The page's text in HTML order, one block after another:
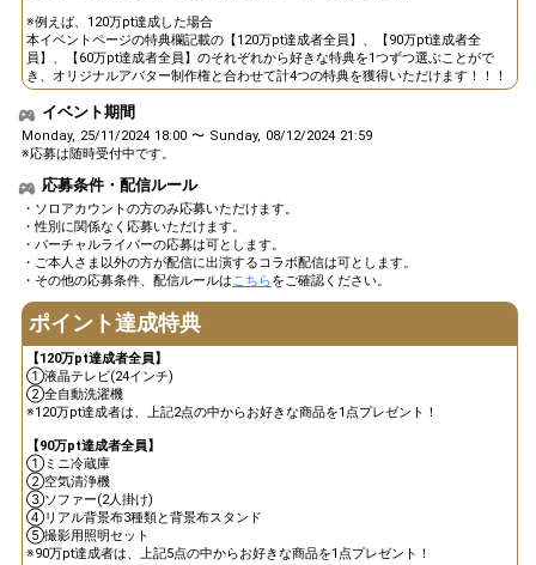
9 48000
リスナーの方から配信に関し
てアドバイスを貰おう！
10 60000 得意な料理を発表します！
11 90000
れない！あなたのこだわりを
12 120000
あったらいいなぁと思う便利
な家電をみんなで妄想します
♪
13 180000
盛れている自撮り画像をファ
ンルームにアップしよう！
14 240000
イベント貢献ランキング上位
3名にお礼をしよう！
15 270000
オリジナルアバター制作権獲
17 420000
見つけよう）
※例えば、120万pt達成した場合
本イベントページの特典欄記載の【120万pt達成者全員】、【90万pt達成者全
員】、【60万pt達成者全員】のそれぞれから好きな特典を1つずつ選ぶことがで
き、オリジナルアバター制作権と合わせて計4つの特典を獲得いただけます！！！
イベント期間
Monday, 25/11/2024 18:00 〜 Sunday, 08/12/2024 21:59
※応募は随時受付中です。
応募条件・配信ルール
・ソロアカウントの方のみ応募いただけます。
・性別に関係なく応募いただけます。
・バーチャルライバーの応募は可とします。
・ご本人さま以外の方が配信に出演するコラボ配信は可とします。
・その他の応募条件、配信ルールはこちらをご確認ください。
ポイント達成特典
【120万pt達成者全員】
①液晶テレビ(24インチ)
②全自動洗濯機
※120万pt達成者は、上記2点の中からお好きな商品を1点プレゼント！
【90万pt達成者全員】
①ミニ冷蔵庫
②空気清浄機
③ソファー(2人掛け)
④リアル背景布3種類と背景布スタンド
⑤撮影用照明セット
※90万pt達成者は、上記5点の中からお好きな商品を1点プレゼント！